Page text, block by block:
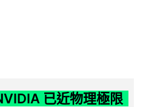
已近物理極限